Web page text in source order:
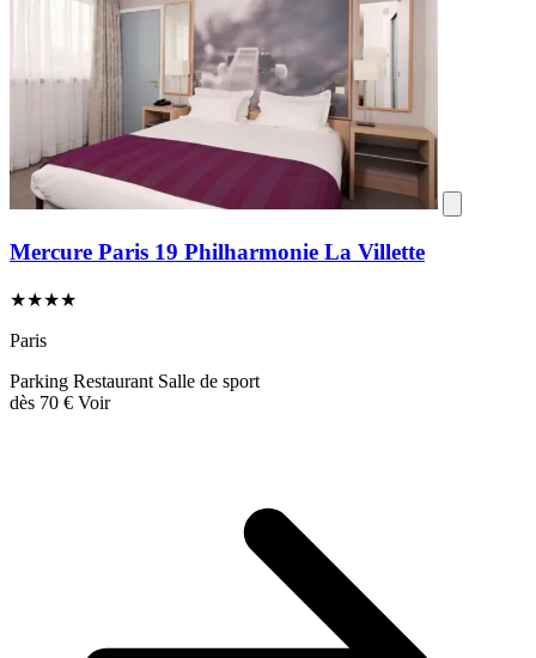
Mercure Paris 19 Philharmonie La Villette
★★★★
Paris
Parking Restaurant Salle de sport
dès 70 € Voir